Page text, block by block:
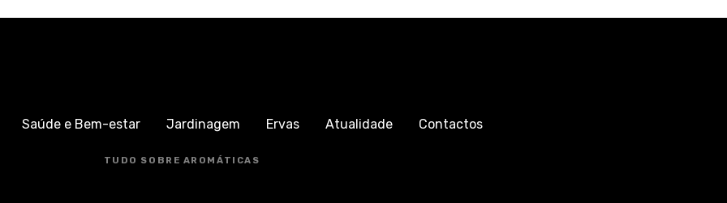
Saúde e Bem-estar Jardinagem Ervas Atualidade Contactos
TUDO SOBRE AROMÁTICAS